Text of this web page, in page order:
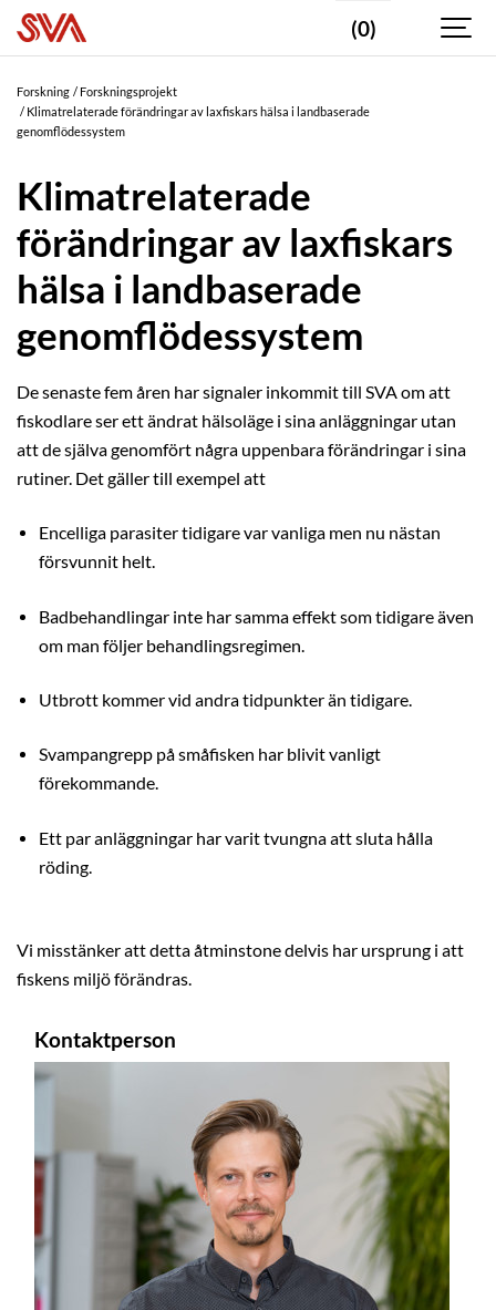
(0)
Forskning
Forskningsprojekt
Klimatrelaterade förändringar av laxfiskars hälsa i landbaserade
genomflödessystem
Klimatrelaterade
förändringar av laxfiskars
hälsa i landbaserade
genomflödessystem
De senaste fem åren har signaler inkommit till SVA om att
fiskodlare ser ett ändrat hälsoläge i sina anläggningar utan
att de själva genomfört några uppenbara förändringar i sina
rutiner. Det gäller till exempel att
Encelliga parasiter tidigare var vanliga men nu nästan
försvunnit helt.
Badbehandlingar inte har samma effekt som tidigare även
om man följer behandlingsregimen.
Utbrott kommer vid andra tidpunkter än tidigare.
Svampangrepp på småfisken har blivit vanligt
förekommande.
Ett par anläggningar har varit tvungna att sluta hålla
röding.
Vi misstänker att detta åtminstone delvis har ursprung i att
fiskens miljö förändras.
Kontaktperson